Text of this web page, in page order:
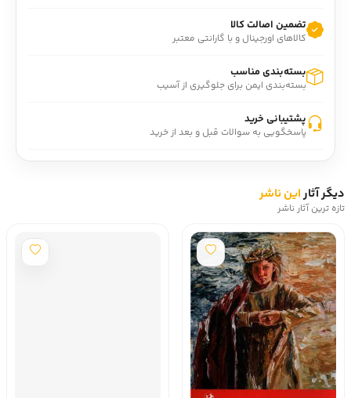
تضمین اصالت کالا
کالاهای اورجینال و با گارانتی معتبر
بسته‌بندی مناسب
بسته‌بندی ایمن برای جلوگیری از آسیب
پشتیبانی خرید
پاسخگویی به سوالات قبل و بعد از خرید
دیگر آثاراین ناشر
تازه ترین آثار ناشر